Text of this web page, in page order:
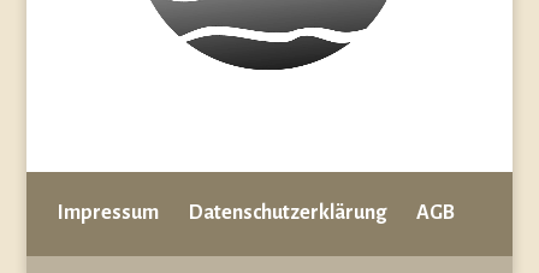
Impressum Datenschutzerklärung AGB